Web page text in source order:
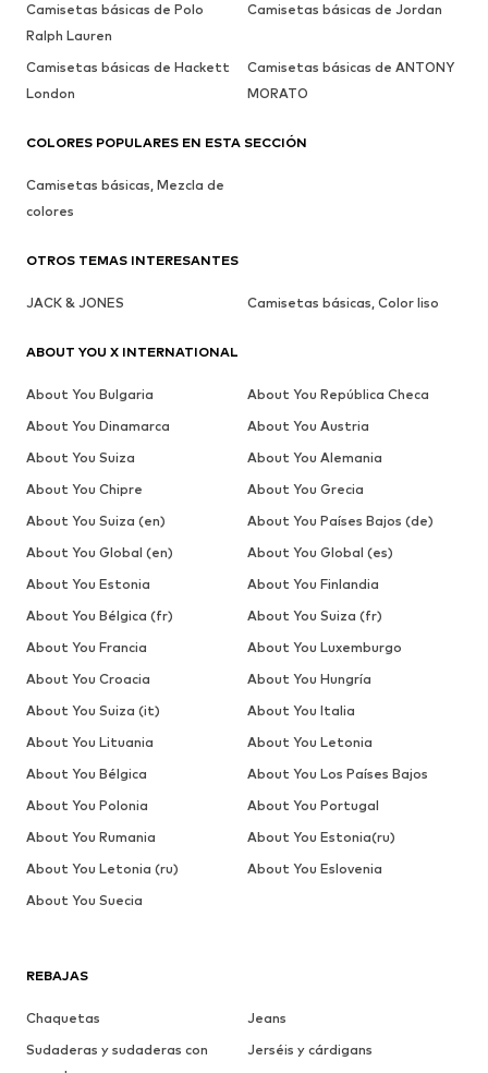
REBAJAS
Chaquetas
Jeans
Sudaderas y sudaderas con
Jerséis y cárdigans
Camisetas básicas de Polo
Ralph Lauren
Camisetas básicas de Jordan
Camisetas básicas de Hackett
London
Camisetas básicas de ANTONY
MORATO
COLORES POPULARES EN ESTA SECCIÓN
Camisetas básicas, Mezcla de
colores
OTROS TEMAS INTERESANTES
JACK & JONES Camisetas básicas, Color liso
ABOUT YOU X INTERNATIONAL
About You Bulgaria
About You República Checa
About You Dinamarca
About You Austria
About You Suiza
About You Alemania
About You Chipre
About You Grecia
About You Suiza (en)
About You Países Bajos (de)
About You Global (en)
About You Global (es)
About You Estonia
About You Finlandia
About You Bélgica (fr)
About You Suiza (fr)
About You Francia
About You Luxemburgo
About You Croacia
About You Hungría
About You Suiza (it)
About You Italia
About You Lituania
About You Letonia
About You Bélgica
About You Los Países Bajos
About You Polonia
About You Portugal
About You Rumania
About You Estonia(ru)
About You Letonia (ru)
About You Eslovenia
About You Suecia